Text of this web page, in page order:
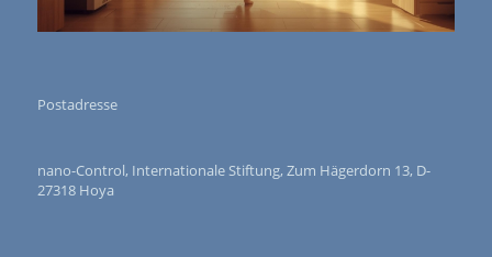
Postadresse
nano-Control, Internationale Stiftung, Zum Hägerdorn 13, D-
27318 Hoya